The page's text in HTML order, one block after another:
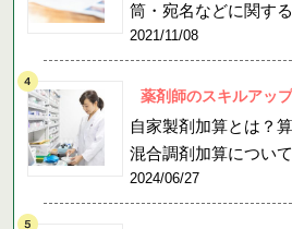
筒・宛名などに関す
2021/11/08
薬剤師のスキルアッ
自家製剤加算とは？
混合調剤加算につい
2024/06/27